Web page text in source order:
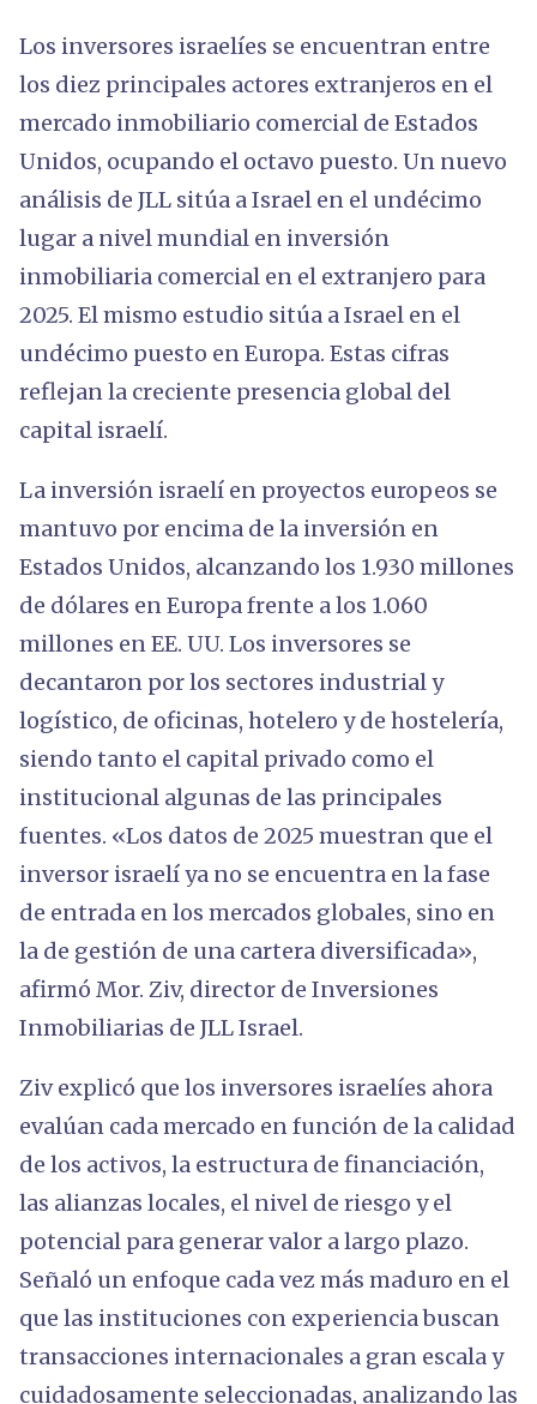
Los inversores israelíes se encuentran entre
los diez principales actores extranjeros en el
mercado inmobiliario comercial de Estados
Unidos, ocupando el octavo puesto. Un nuevo
análisis de JLL sitúa a Israel en el undécimo
lugar a nivel mundial en inversión
inmobiliaria comercial en el extranjero para
2025. El mismo estudio sitúa a Israel en el
undécimo puesto en Europa. Estas cifras
reflejan la creciente presencia global del
capital israelí.
La inversión israelí en proyectos europeos se
mantuvo por encima de la inversión en
Estados Unidos, alcanzando los 1.930 millones
de dólares en Europa frente a los 1.060
millones en EE. UU. Los inversores se
decantaron por los sectores industrial y
logístico, de oficinas, hotelero y de hostelería,
siendo tanto el capital privado como el
institucional algunas de las principales
fuentes. «Los datos de 2025 muestran que el
inversor israelí ya no se encuentra en la fase
de entrada en los mercados globales, sino en
la de gestión de una cartera diversificada»,
afirmó Mor. Ziv, director de Inversiones
Inmobiliarias de JLL Israel.
Ziv explicó que los inversores israelíes ahora
evalúan cada mercado en función de la calidad
de los activos, la estructura de financiación,
las alianzas locales, el nivel de riesgo y el
potencial para generar valor a largo plazo.
Señaló un enfoque cada vez más maduro en el
que las instituciones con experiencia buscan
transacciones internacionales a gran escala y
cuidadosamente seleccionadas, analizando las